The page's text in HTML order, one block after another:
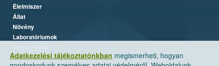
Adatkezelési tájékoztatónkban megismerheti, hogyan
Élelmiszer
Állat
Növény
Laboratóriumok